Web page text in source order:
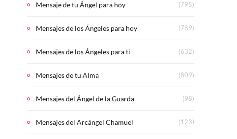
Mensaje de tu Ángel para hoy (795)
Mensajes de los Ángeles para hoy (789)
Mensajes de los Ángeles para ti (632)
Mensajes de tu Alma (809)
Mensajes del Ángel de la Guarda (98)
Mensajes del Arcángel Chamuel (123)